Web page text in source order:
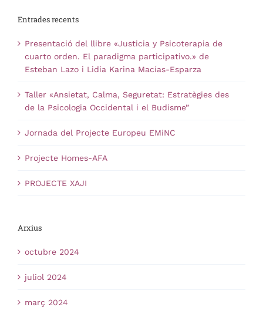
Entrades recents
Presentació del llibre «Justicia y Psicoterapia de
cuarto orden. El paradigma participativo.» de
Esteban Lazo i Lidia Karina Macías-Esparza
Taller «Ansietat, Calma, Seguretat: Estratègies des
de la Psicologia Occidental i el Budisme”
Jornada del Projecte Europeu EMiNC
Projecte Homes-AFA
PROJECTE XAJI
Arxius
octubre 2024
juliol 2024
març 2024